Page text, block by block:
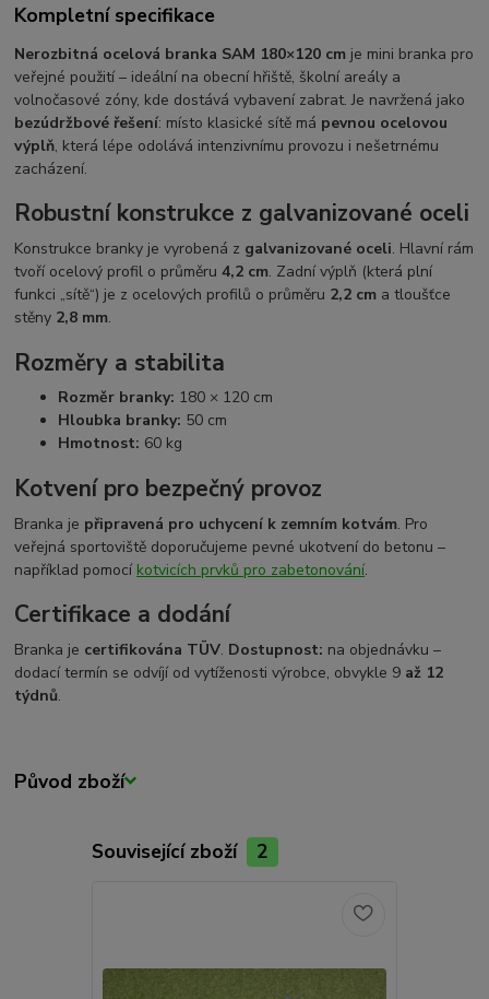
Kompletní specifikace
Nerozbitná ocelová branka SAM 180×120 cm je mini branka pro
veřejné použití – ideální na obecní hřiště, školní areály a
volnočasové zóny, kde dostává vybavení zabrat. Je navržená jako
bezúdržbové řešení: místo klasické sítě má pevnou ocelovou
výplň, která lépe odolává intenzivnímu provozu i nešetrnému
zacházení.
Robustní konstrukce z galvanizované oceli
Konstrukce branky je vyrobená z galvanizované oceli. Hlavní rám
tvoří ocelový profil o průměru4,2 cm. Zadní výplň (která plní
funkci „sítě“) je z ocelových profilů o průměru 2,2 cm a tloušťce
stěny 2,8 mm.
Rozměry a stabilita
Rozměr branky: 180 × 120 cm
Hloubka branky: 50 cm
Hmotnost: 60 kg
Kotvení pro bezpečný provoz
Branka je připravená pro uchycení k zemním kotvám. Pro
veřejná sportoviště doporučujeme pevné ukotvení do betonu –
například pomocí kotvicích prvků pro zabetonování.
Certifikace a dodání
Branka je certifikována TÜV. Dostupnost: na objednávku –
dodací termín se odvíjí od vytíženosti výrobce, obvykle 9 až 12
týdnů.
Původ zboží
Související zboží 2